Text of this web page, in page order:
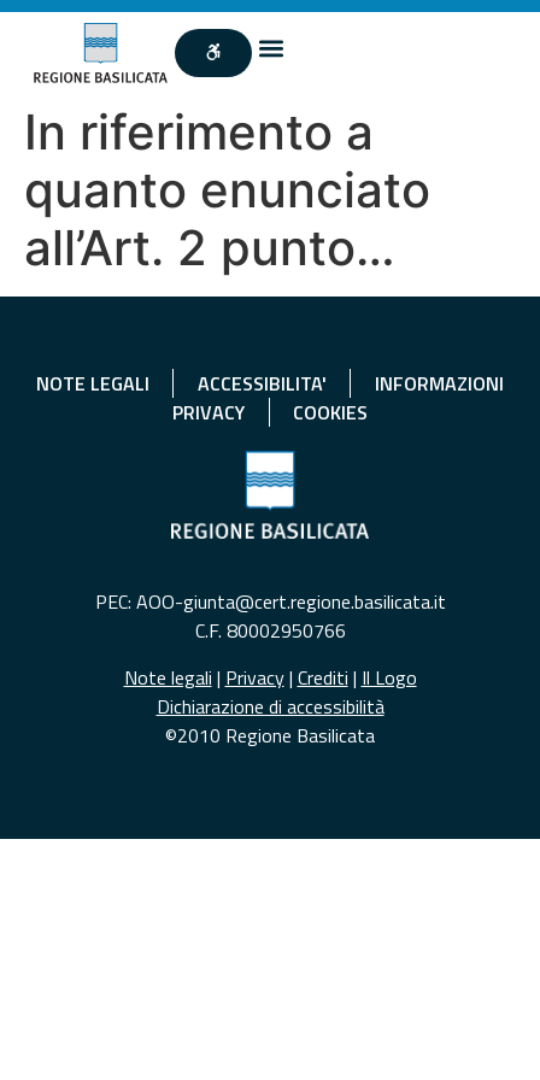
In riferimento a
quanto enunciato
all’Art. 2 punto…
NOTE LEGALI ACCESSIBILITA'
INFORMAZIONI
PRIVACY
COOKIES
PEC: AOO-giunta@cert.regione.basilicata.it
C.F. 80002950766
Note legali | Privacy| Crediti | Il Logo
Dichiarazione di accessibilità
©2010 Regione Basilicata